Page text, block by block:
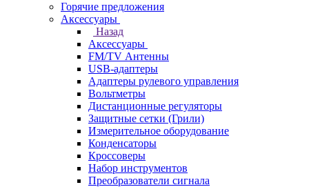
Горячие предложения
Аксессуары
Назад
Аксессуары
FM/TV Антенны
USB-адаптеры
Адаптеры рулевого управления
Вольтметры
Дистанционные регуляторы
Защитные сетки (Грили)
Измерительное оборудование
Конденсаторы
Кроссоверы
Набор инструментов
Преобразователи сигнала